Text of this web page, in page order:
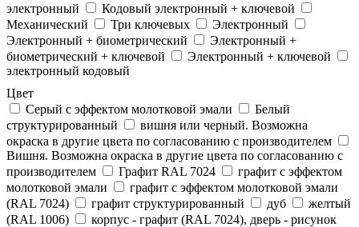
электронный
Кодовый электронный + ключевой
Механический
Три ключевых
Электронный
Электронный + биометрический
Электронный +
биометрический + ключевой
Электронный + ключевой
электронный кодовый
Цвет
Cерый с эффектом молотковой эмали
Белый
структурированный
вишня или черный. Возможна
окраска в другие цвета по согласованию с производителем
Вишня. Возможна окраска в другие цвета по согласованию с
производителем
Графит RAL 7024
графит с эффектом
молотковой эмали
графит с эффектом молотковой эмали
(RAL 7024)
графит структурированный дуб
желтый
(RAL 1006)
корпус - графит (RAL 7024), дверь - рисунок